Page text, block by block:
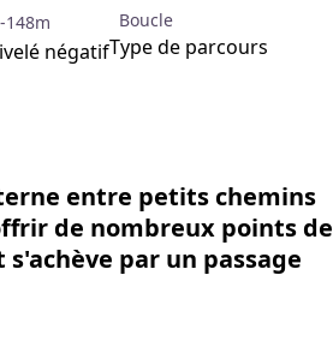
-148m
négatif
Boucle
Type de parcours
entre petits chemins
de nombreux points de
par un passage